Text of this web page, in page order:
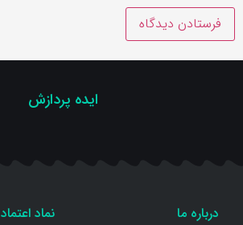
ایده پردازش
درباره ما نماد اعتماد